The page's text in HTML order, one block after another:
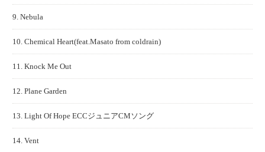
9. Nebula
10. Chemical Heart(feat.Masato from coldrain)
11. Knock Me Out
12. Plane Garden
13. Light Of Hope ECCジュニアCMソング
14. Vent